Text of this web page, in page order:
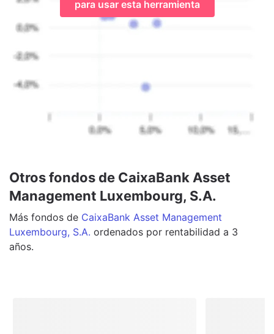
para usar esta herramienta
Otros fondos de CaixaBank Asset
Management Luxembourg, S.A.
Más fondos de CaixaBank Asset Management
Luxembourg, S.A. ordenados por rentabilidad a 3
años.